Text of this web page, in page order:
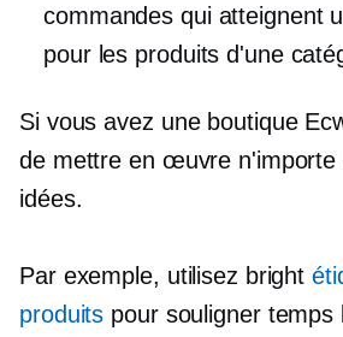
commandes qui atteignent
pour les produits d'une
Si vous avez une boutique
de mettre en œuvre n'importe
idées.
Par exemple, utilisez bright
produits pour souligner temps